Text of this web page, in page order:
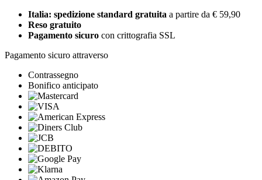
Italia: spedizione standard gratuita a partire da € 59,90
Reso gratuito
Pagamento sicuro con crittografia SSL
Pagamento sicuro attraverso
Contrassegno
Bonifico anticipato